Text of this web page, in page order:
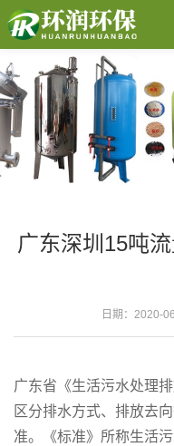
广东深圳15吨
日期：2020-
广东省《生活污水处理
区分排水方式、排放去
准。《标准》所称生活